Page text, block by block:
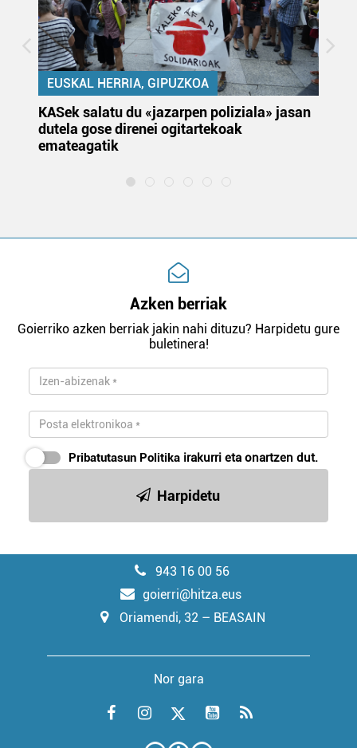
EUSKAL HERRIA, GIPUZKOA
KASek salatu du «jazarpen poliziala» jasan
dutela gose direnei ogitartekoak
emateagatik
Azken berriak
Goierriko azken berriak jakin nahi dituzu? Harpidetu gure
buletinera!
Pribatutasun Politika irakurri eta onartzen dut.
Harpidetu
943 16 00 56
goierri@hitza.eus
Oriamendi, 32 – BEASAIN
Nor gara